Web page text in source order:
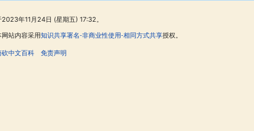
年11月24日 (星期五) 17:32。
站内容采用知识共享署名-非商业性使用-相同方式共享授权。
砍中文百科 免责声明